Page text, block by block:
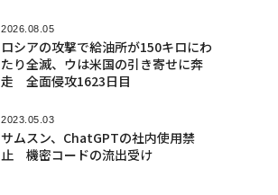
2026.08.05
ロシアの攻撃で給油所が150キロにわ
たり全滅、ウは米国の引き寄せに奔
走 全面侵攻1623日目
2023.05.03
サムスン、ChatGPTの社内使用禁
止 機密コードの流出受け